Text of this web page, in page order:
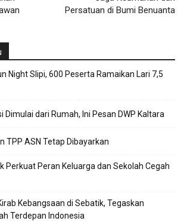
Persatuan di Bumi Benuanta
Night Slipi, 600 Peserta Ramaikan Lari 7,5
Dimulai dari Rumah, Ini Pesan DWP Kaltara
TPP ASN Tetap Dibayarkan
Perkuat Peran Keluarga dan Sekolah Cegah
Kebangsaan di Sebatik, Tegaskan
Terdepan Indonesia